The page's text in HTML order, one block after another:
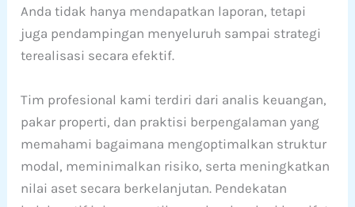
Anda tidak hanya mendapatkan laporan, tetapi
juga pendampingan menyeluruh sampai strategi
terealisasi secara efektif.
Tim profesional kami terdiri dari analis keuangan,
pakar properti, dan praktisi berpengalaman yang
memahami bagaimana mengoptimalkan struktur
modal, meminimalkan risiko, serta meningkatkan
nilai aset secara berkelanjutan. Pendekatan